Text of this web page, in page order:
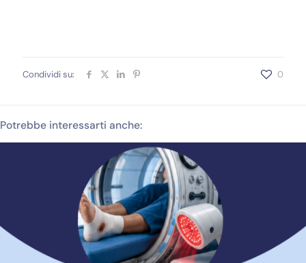
Condividi su: 0
Potrebbe interessarti anche: